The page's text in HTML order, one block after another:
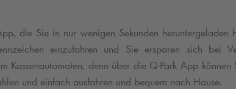
die Sie in nur wenigen Sekunden heruntergeladen
einzufahren und Sie ersparen sich bei
Kassenautomaten, denn über die Q-Park App können
und einfach ausfahren und bequem nach Hause.